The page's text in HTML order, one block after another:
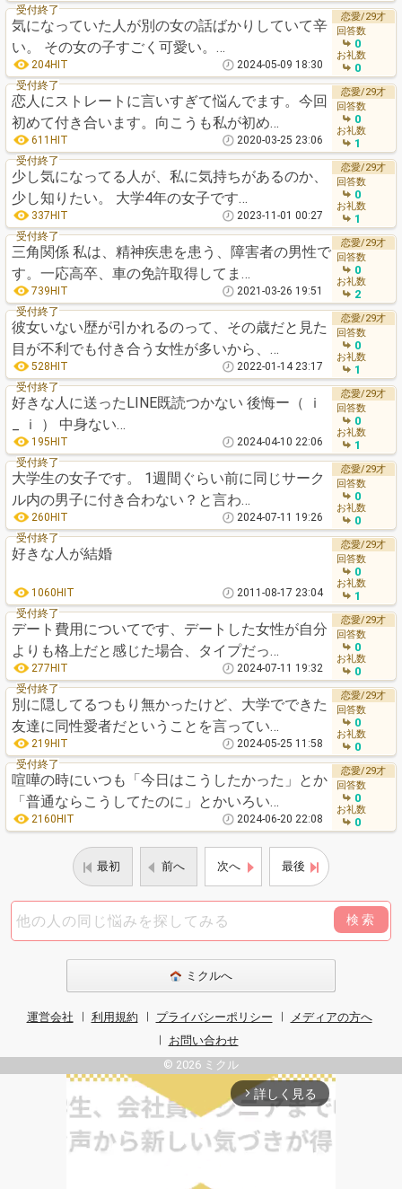
受付終了
気になっていた人が別の女の話ばかりしていて辛
い。 その女の子すごく可愛い。…
204HIT 2024-05-09 18:30
恋愛/29才
回答数
0
お礼数
0
受付終了
恋人にストレートに言いすぎて悩んでます。今回
初めて付き合います。向こうも私が初め…
611HIT 2020-03-25 23:06
恋愛/29才
回答数
0
お礼数
1
受付終了
少し気になってる人が、私に気持ちがあるのか、
少し知りたい。 大学4年の女子です…
337HIT 2023-11-01 00:27
恋愛/29才
回答数
0
お礼数
1
受付終了
三角関係 私は、精神疾患を患う、障害者の男性で
す。一応高卒、車の免許取得してま…
739HIT 2021-03-26 19:51
恋愛/29才
回答数
0
お礼数
2
受付終了
彼女いない歴が引かれるのって、その歳だと見た
目が不利でも付き合う女性が多いから、…
528HIT 2022-01-14 23:17
恋愛/29才
回答数
0
お礼数
1
受付終了
好きな人に送ったLINE既読つかない 後悔ー（ ｉ
_ ｉ ） 中身ない…
195HIT 2024-04-10 22:06
恋愛/29才
回答数
0
お礼数
1
受付終了
大学生の女子です。 1週間ぐらい前に同じサーク
ル内の男子に付き合わない？と言わ…
260HIT 2024-07-11 19:26
恋愛/29才
回答数
0
お礼数
0
受付終了
好きな人が結婚
1060HIT 2011-08-17 23:04
恋愛/29才
回答数
0
お礼数
1
受付終了
デート費用についてです、デートした女性が自分
よりも格上だと感じた場合、タイプだっ…
277HIT 2024-07-11 19:32
恋愛/29才
回答数
0
お礼数
0
受付終了
別に隠してるつもり無かったけど、大学でできた
友達に同性愛者だということを言ってい…
219HIT 2024-05-25 11:58
恋愛/29才
回答数
0
お礼数
0
受付終了
喧嘩の時にいつも「今日はこうしたかった」とか
「普通ならこうしてたのに」とかいろい…
2160HIT 2024-06-20 22:08
恋愛/29才
回答数
0
お礼数
0
最初 前へ 次へ 最後
検索
ミクルへ
運営会社 利用規約 プライバシーポリシー
メディアの方へ
お問い合わせ
© 2026 ミクル
arrow_forward_ios 詳しく見る